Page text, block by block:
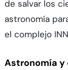
de salvar los
astronomía
el complejo
Astronomía y